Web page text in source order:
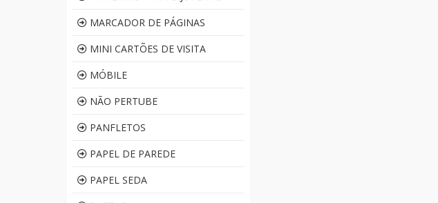
MARCADOR DE PÁGINAS
MINI CARTÕES DE VISITA
MÓBILE
NÃO PERTUBE
PANFLETOS
PAPEL DE PAREDE
PAPEL SEDA